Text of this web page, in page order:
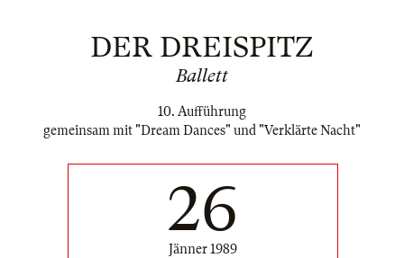
DER DREISPITZ
Ballett
10. Aufführung
gemeinsam mit "Dream Dances" und "Verklärte Nacht"
26
Jänner 1989